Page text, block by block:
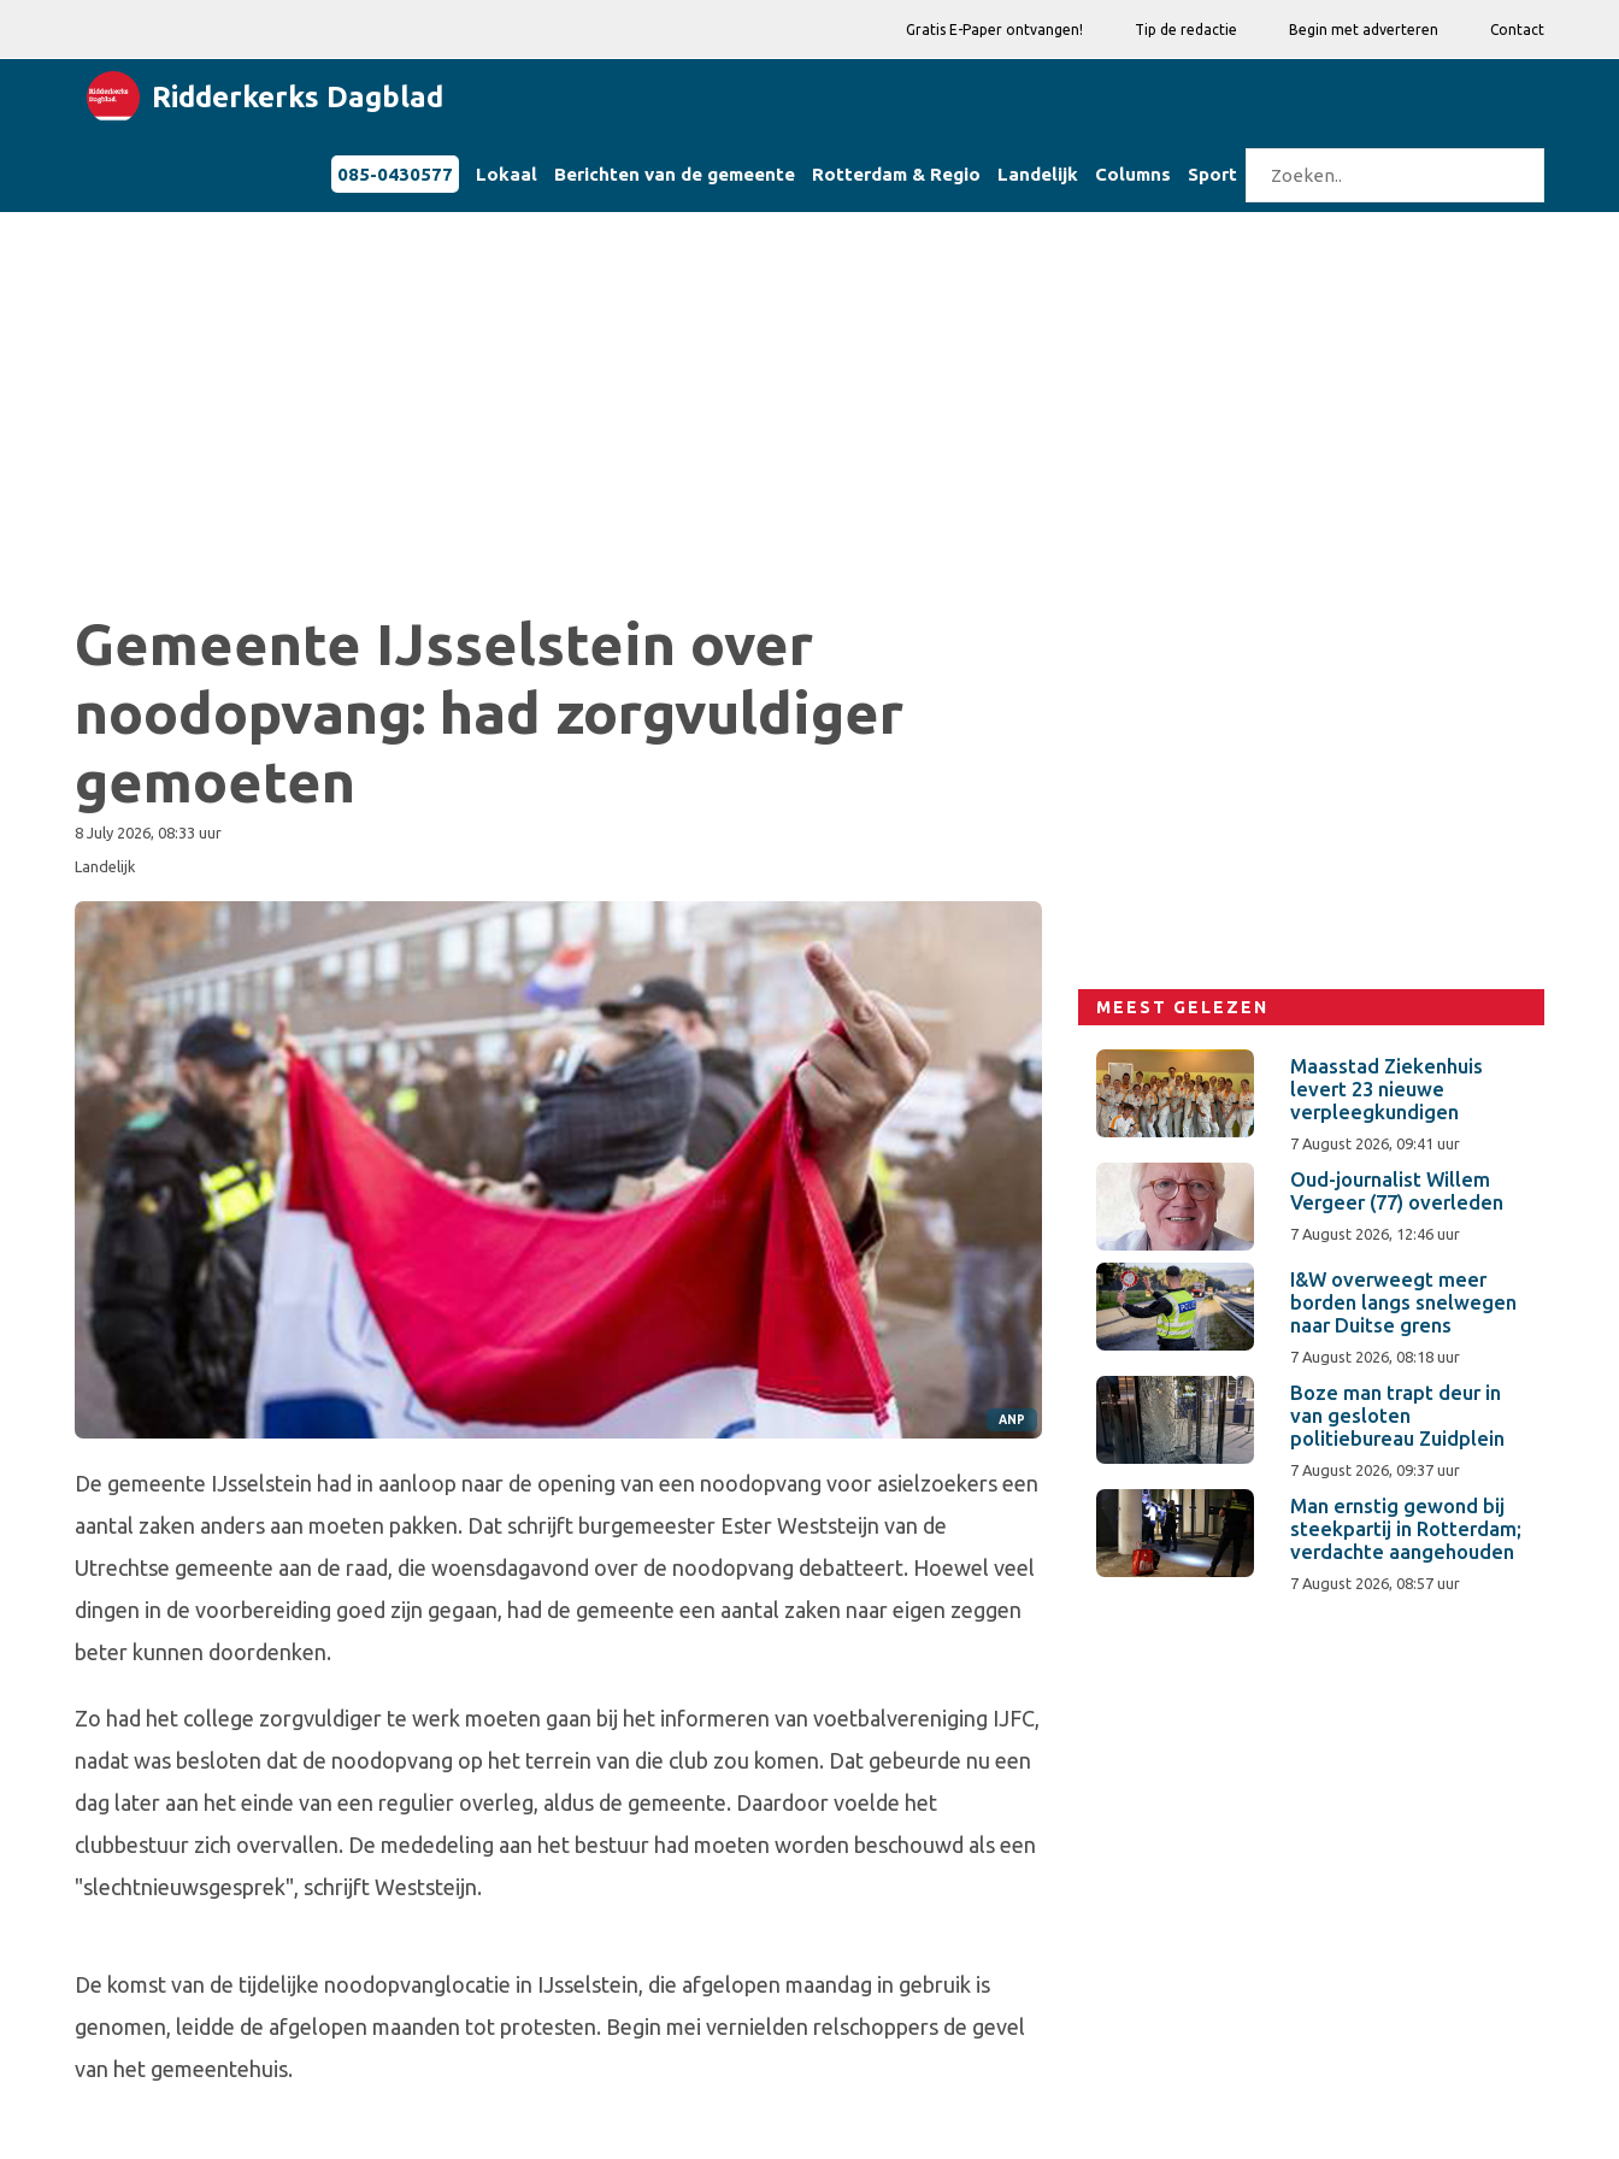
Gratis E-Paper ontvangen! Tip de redactie Begin met adverteren Contact
Ridderkerks Dagblad
085-0430577 Lokaal Berichten van de gemeente Rotterdam & Regio Landelijk Columns Sport
Gemeente IJsselstein over
noodopvang: had zorgvuldiger
gemoeten
8 July 2026, 08:33 uur
Landelijk
ANP
De gemeente IJsselstein had in aanloop naar de opening van een noodopvang voor asielzoekers een
aantal zaken anders aan moeten pakken. Dat schrijft burgemeester Ester Weststeijn van de
Utrechtse gemeente aan de raad, die woensdagavond over de noodopvang debatteert. Hoewel veel
dingen in de voorbereiding goed zijn gegaan, had de gemeente een aantal zaken naar eigen zeggen
beter kunnen doordenken.
Zo had het college zorgvuldiger te werk moeten gaan bij het informeren van voetbalvereniging IJFC,
nadat was besloten dat de noodopvang op het terrein van die club zou komen. Dat gebeurde nu een
dag later aan het einde van een regulier overleg, aldus de gemeente. Daardoor voelde het
clubbestuur zich overvallen. De mededeling aan het bestuur had moeten worden beschouwd als een
"slechtnieuwsgesprek", schrijft Weststeijn.
De komst van de tijdelijke noodopvanglocatie in IJsselstein, die afgelopen maandag in gebruik is
genomen, leidde de afgelopen maanden tot protesten. Begin mei vernielden relschoppers de gevel
van het gemeentehuis.
MEEST GELEZEN
Maasstad Ziekenhuis
levert 23 nieuwe
verpleegkundigen
7 August 2026, 09:41 uur
Oud-journalist Willem
Vergeer (77) overleden
7 August 2026, 12:46 uur
I&W overweegt meer
borden langs snelwegen
naar Duitse grens
7 August 2026, 08:18 uur
Boze man trapt deur in
van gesloten
politiebureau Zuidplein
7 August 2026, 09:37 uur
Man ernstig gewond bij
steekpartij in Rotterdam;
verdachte aangehouden
7 August 2026, 08:57 uur